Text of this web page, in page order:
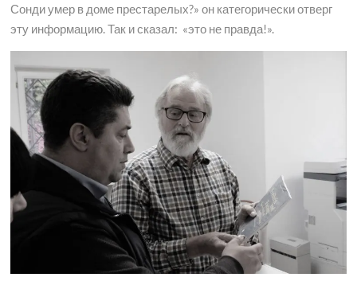
Сонди умер в доме престарелых?» он категорически отверг
эту информацию. Так и сказал: «это не правда!».